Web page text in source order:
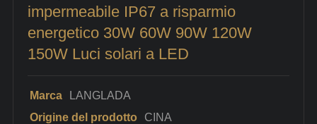
impermeabile IP67 a risparmio
energetico 30W 60W 90W 120W
150W Luci solari a LED
Marca
LANGLADA
Origine del prodotto
CINA